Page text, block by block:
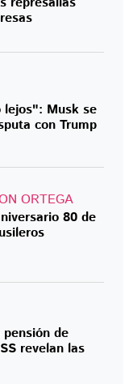
lejos": Musk se
con Trump
ORTEGA
80 de
de
revelan las